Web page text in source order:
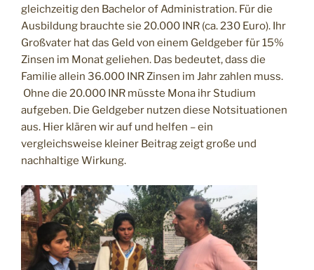
gleichzeitig den Bachelor of Administration. Für die
Ausbildung brauchte sie 20.000 INR (ca. 230 Euro). Ihr
Großvater hat das Geld von einem Geldgeber für 15%
Zinsen im Monat geliehen. Das bedeutet, dass die
Familie allein 36.000 INR Zinsen im Jahr zahlen muss.
Ohne die 20.000 INR müsste Mona ihr Studium
aufgeben. Die Geldgeber nutzen diese Notsituationen
aus. Hier klären wir auf und helfen – ein
vergleichsweise kleiner Beitrag zeigt große und
nachhaltige Wirkung.